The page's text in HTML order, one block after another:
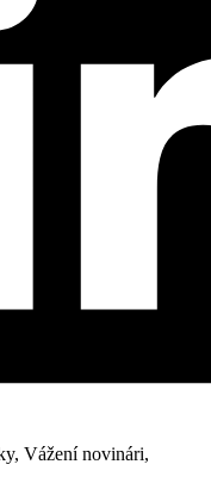
Vážení novinári,